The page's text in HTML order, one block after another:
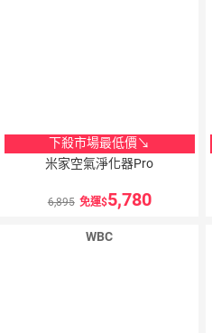
下殺市場最低價↘
米家空氣淨化器Pro
6,895 免運 5,780
WBC